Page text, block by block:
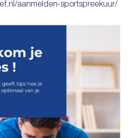
aanmelden-sportspreekuur/